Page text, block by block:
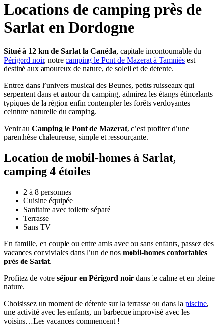
Locations de camping près de
Sarlat en Dordogne
Situé à 12 km de Sarlat la Canéda, capitale incontournable du
Périgord noir, notre camping le Pont de Mazerat à Tamniès est
destiné aux amoureux de nature, de soleil et de détente.
Entrez dans l’univers musical des Beunes, petits ruisseaux qui
serpentent dans et autour du camping, admirez les étangs étincelants
typiques de la région enfin contempler les forêts verdoyantes
ceinture naturelle du camping.
Venir au Camping le Pont de Mazerat, c’est profiter d’une
parenthèse chaleureuse, simple et ressourçante.
Location de mobil-homes à Sarlat,
camping 4 étoiles
2 à 8 personnes
Cuisine équipée
Sanitaire avec toilette séparé
Terrasse
Sans TV
En famille, en couple ou entre amis avec ou sans enfants, passez des
vacances conviviales dans l’un de nos mobil-homes confortables
près de Sarlat.
Profitez de votre séjour en Périgord noir dans le calme et en pleine
nature.
Choisissez un moment de détente sur la terrasse ou dans la piscine,
une activité avec les enfants, un barbecue improvisé avec les
voisins…Les vacances commencent !